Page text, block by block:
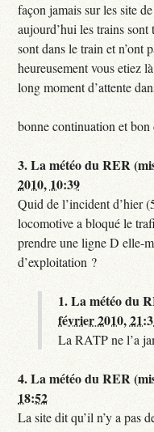
façon jamais sur les site
aujourd’hui les trains
sont dans le train et n’ont
heureusement vous etiez
long moment d’attente
bonne continuation et bon
3.La météo du RER
2010, 10:39
Quid de l’incident d’hier
locomotive a bloqué le
prendre une ligne D elle-
d’exploitation ?
1.La météo du
février 2010,
La RATP ne l’a
4.La météo du RER
18:52
La site dit qu’il n’y a pas